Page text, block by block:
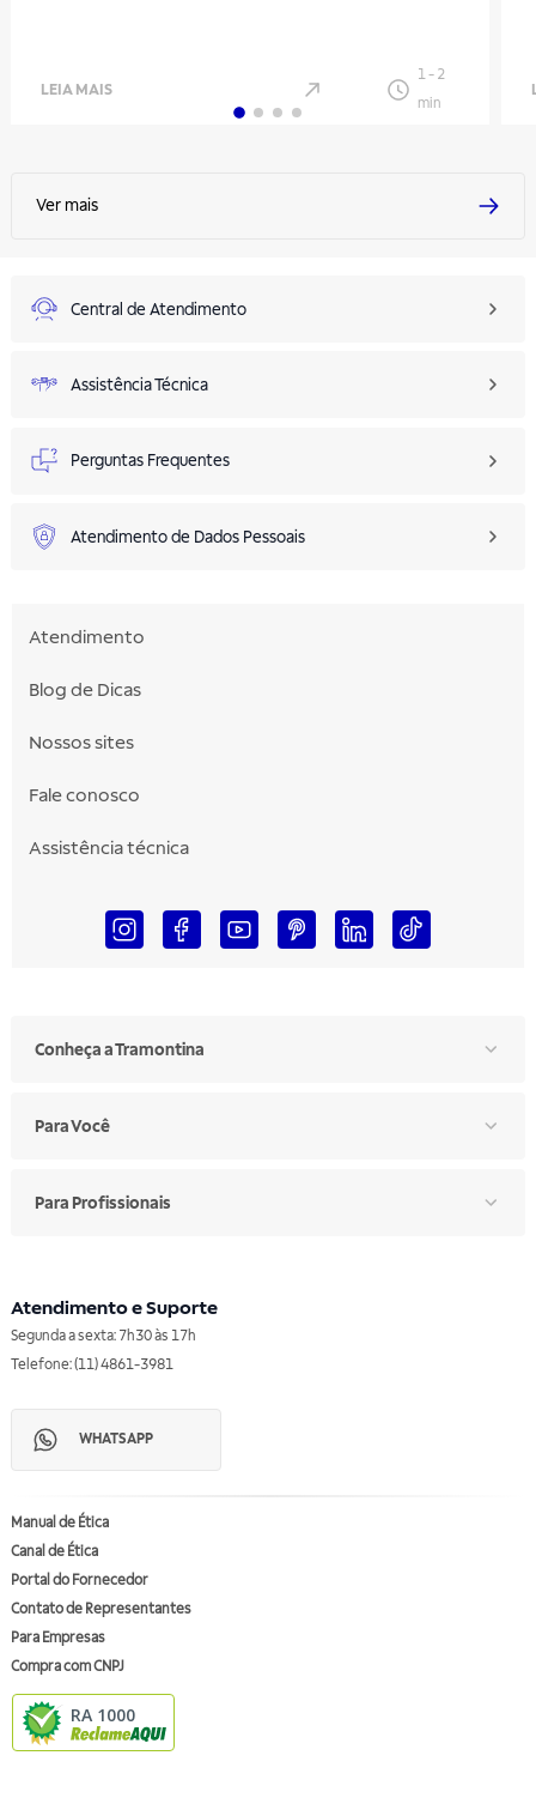
LEIA MAIS
1- 2
min
Ver mais
Central de Atendimento
Assistência Técnica
Perguntas Frequentes
Atendimento de Dados Pessoais
Atendimento
Blog de Dicas
Nossos sites
Fale conosco
Assistência técnica
Conheça a Tramontina
Para Você
Para Profissionais
Atendimento e Suporte
Segunda a sexta: 7h30 às 17h
Telefone: (11) 4861-3981
WHATSAPP
Manual de Ética
Canal de Ética
Portal do Fornecedor
Contato de Representantes
Para Empresas
Compra com CNPJ
RA 1000